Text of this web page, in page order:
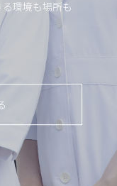
環境も場所も